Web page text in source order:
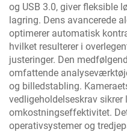
og USB 3.0, giver fleksible
lagring. Dens avancerede
optimerer automatisk
hvilket resulterer i
justeringer. Den
omfattende
og billedstabling.
vedligeholdelseskrav sikrer
omkostningseffektivitet.
operativsystemer og